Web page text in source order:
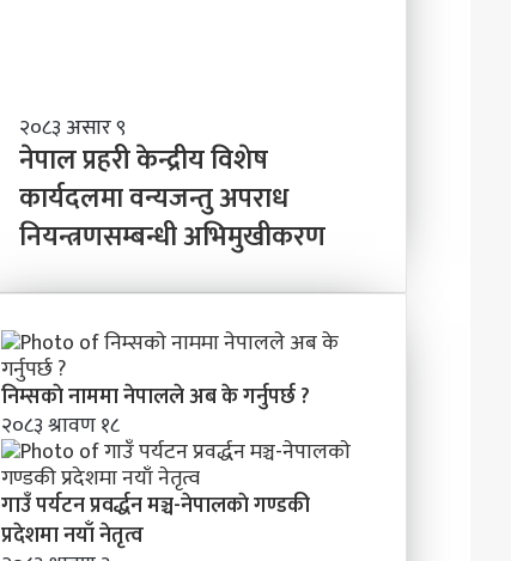
ब
न्न
चा
ह
न्छौ
?
ने
पा
ल
प्र
ह
के
य
वि
शे
ष
का
र्य
द
ल
मा
२०८३ असार ९
नेपाल प्रहरी केन्द्रीय विशेष
कार्यदलमा वन्यजन्तु अपराध
नियन्त्रणसम्बन्धी अभिमुखीकरण
निम्सकाे नाममा नेपालले अब के गर्नुपर्छ ?
२०८३ श्रावण १८
गाउँ पर्यटन प्रवर्द्धन मञ्च-नेपालकाे गण्डकी
प्रदेशमा नयाँ नेतृत्व